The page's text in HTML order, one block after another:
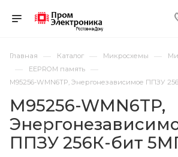
Главная — Каталог — Микросхемы —
— EEPROM память —
M95256-WMN6TP, Энергонезависимое ППЗУ
M95256-WMN6TP,
ППЗУ 256К-бит